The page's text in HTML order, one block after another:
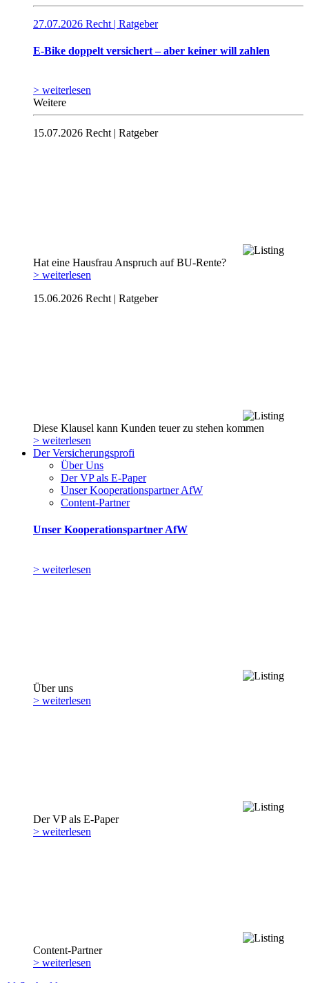
27.07.2026 Recht | Ratgeber
E-Bike doppelt versichert – aber keiner will zahlen
> weiterlesen
Weitere
15.07.2026 Recht | Ratgeber
Hat eine Hausfrau Anspruch auf BU-Rente?
> weiterlesen
15.06.2026 Recht | Ratgeber
Diese Klausel kann Kunden teuer zu stehen kommen
> weiterlesen
Der Versicherungsprofi
Über Uns
Der VP als E-Paper
Unser Kooperationspartner AfW
Content-Partner
Unser Kooperationspartner AfW
> weiterlesen
Über uns
> weiterlesen
Der VP als E-Paper
> weiterlesen
Content-Partner
> weiterlesen